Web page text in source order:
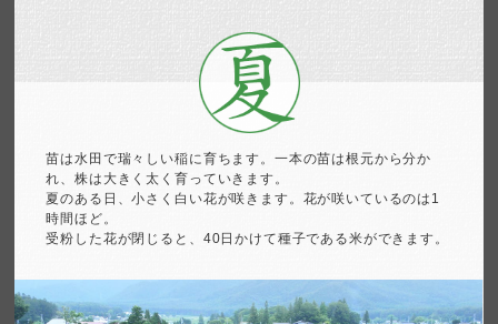
苗は水田で瑞々しい稲に育ちます。一本の苗は根元から分か
れ、株は大きく太く育っていきます。
夏のある日、小さく白い花が咲きます。花が咲いているのは1
時間ほど。
受粉した花が閉じると、40日かけて種子である米ができます。